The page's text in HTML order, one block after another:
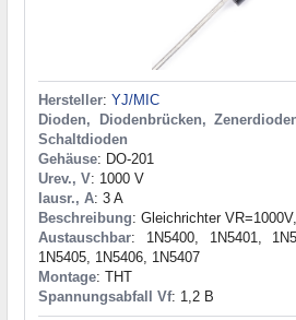
Hersteller: YJ/MIC
Dioden, Diodenbrücken,
Schaltdioden
Gehäuse: DO-201
Urev., V: 1000 V
Iausr., A: 3 A
Beschreibung: Gleichrichter
Austauschbar: 1N5400, 1N5401,
1N5405, 1N5406, 1N5407
Montage: THT
Spannungsabfall Vf: 1,2 В